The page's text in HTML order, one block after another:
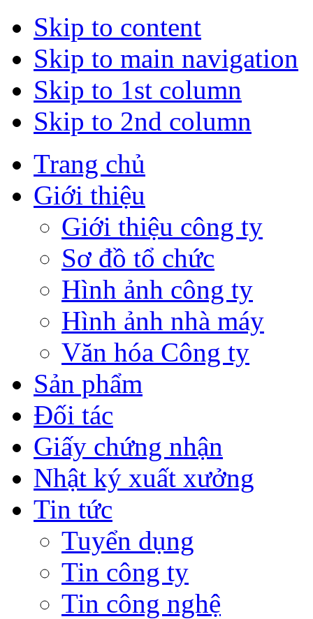
Skip to content
Skip to main navigation
Skip to 1st column
Skip to 2nd column
Trang chủ
Giới thiệu
Giới thiệu công ty
Sơ đồ tổ chức
Hình ảnh công ty
Hình ảnh nhà máy
Văn hóa Công ty
Sản phẩm
Đối tác
Giấy chứng nhận
Nhật ký xuất xưởng
Tin tức
Tuyển dụng
Tin công ty
Tin công nghệ